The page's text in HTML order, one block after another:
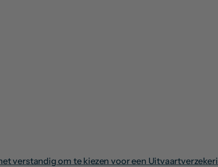
verstandig om te kiezen voor een